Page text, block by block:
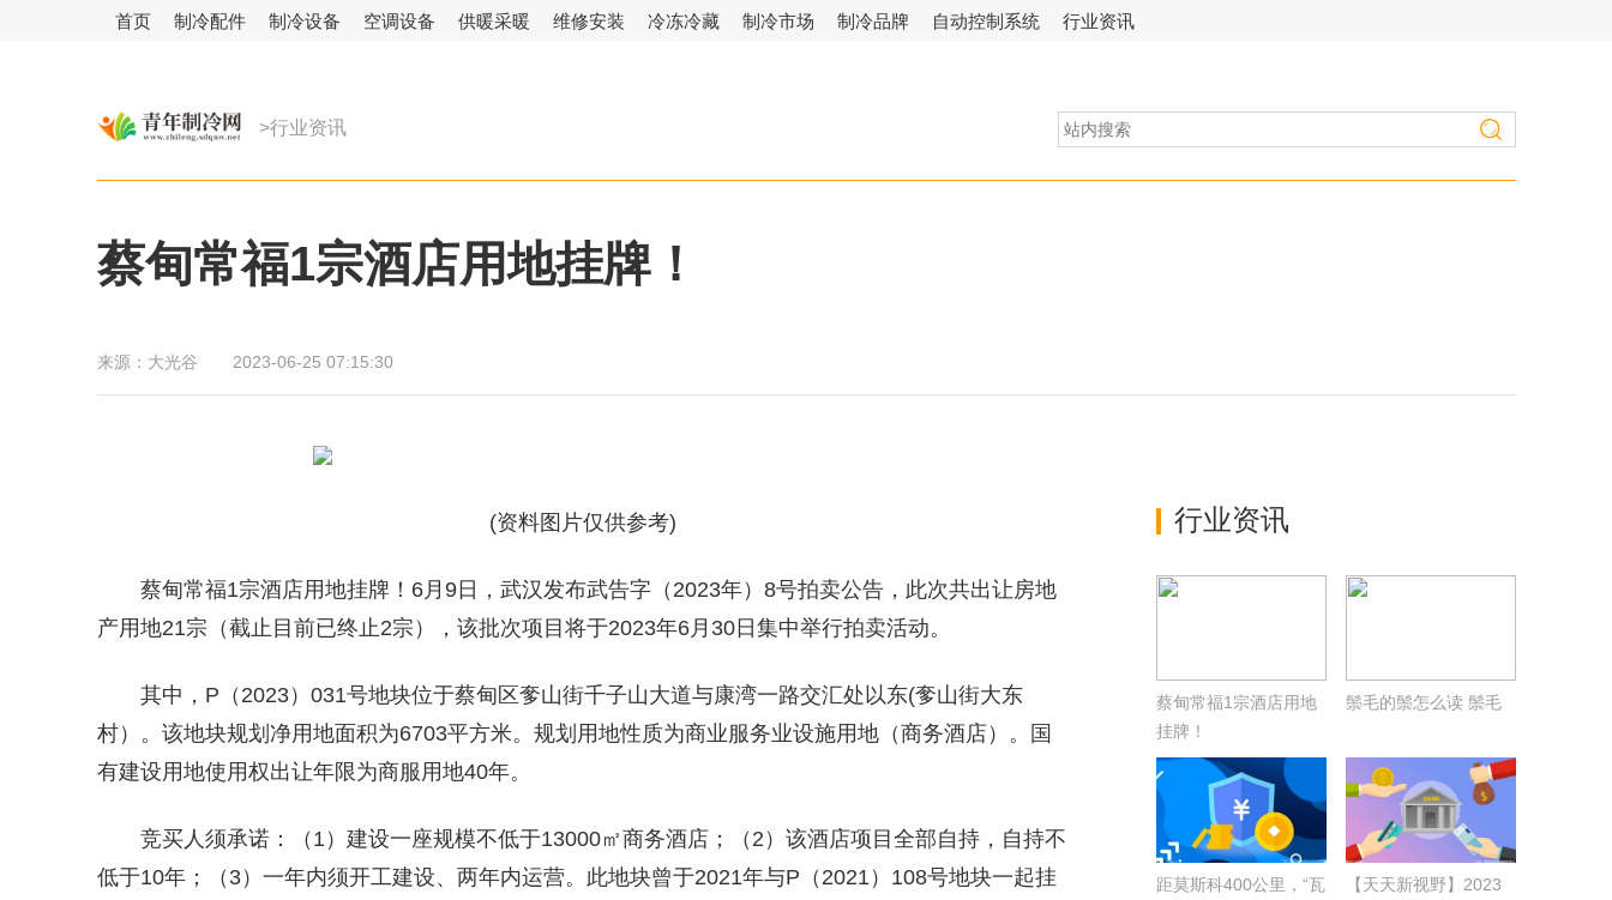
首页 制冷配件 制冷设备 空调设备 供暖采暖 维修安装 冷冻冷藏 制冷市场 制冷品牌 自动控制系统 行业资讯
>行业资讯
蔡甸常福1宗酒店用地挂牌！
来源： 大光谷 2023-06-25 07:15:30
(资料图片仅供参考)
蔡甸常福1宗酒店用地挂牌！6月9日，武汉发布武告字（2023年）8号拍卖公告，此次共出让房地
产用地21宗（截止目前已终止2宗），该批次项目将于2023年6月30日集中举行拍卖活动。
其中，P（2023）031号地块位于蔡甸区奓山街千子山大道与康湾一路交汇处以东(奓山街大东
村）。该地块规划净用地面积为6703平方米。规划用地性质为商业服务业设施用地（商务酒店）。国
有建设用地使用权出让年限为商服用地40年。
竞买人须承诺：（1）建设一座规模不低于13000㎡商务酒店；（2）该酒店项目全部自持，自持不
低于10年；（3）一年内须开工建设、两年内运营。此地块曾于2021年与P（2021）108号地块一起挂
行业资讯
蔡甸常福1宗酒店用地
挂牌！
鬃毛的鬃怎么读 鬃毛
距莫斯科400公里，“瓦
【天天新视野】2023